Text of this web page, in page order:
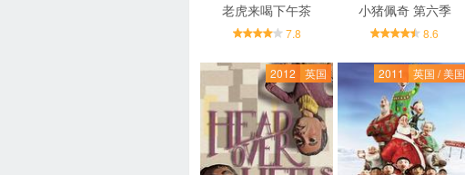
老虎来喝下午茶
7.8
小猪佩奇 第六季
8.6
2012 英国 2011 英国 / 美国